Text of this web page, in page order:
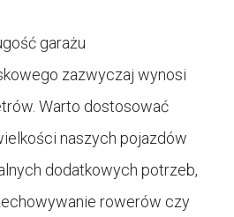
garażu
zazwyczaj wynosi
Warto dostosować
naszych pojazdów
dodatkowych potrzeb,
rowerów czy